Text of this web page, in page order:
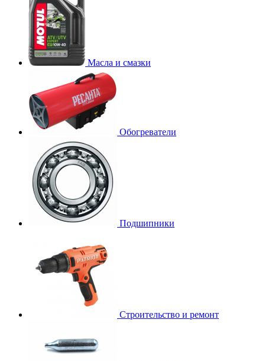
Масла и смазки
Обогреватели
Подшипники
Строительство и ремонт